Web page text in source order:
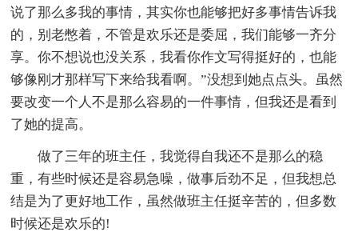
说了那么多我的事情，其实你也能够把好多事情告诉我
的，别老憋着，不管是欢乐还是委屈，我们能够一齐分
享。你不想说也没关系，我看你作文写得挺好的，也能
够像刚才那样写下来给我看啊。”没想到她点点头。虽然
要改变一个人不是那么容易的一件事情，但我还是看到
了她的提高。
做了三年的班主任，我觉得自我还不是那么的稳
重，有些时候还是容易急噪，做事后劲不足，但我想总
结是为了更好地工作，虽然做班主任挺辛苦的，但多数
时候还是欢乐的!